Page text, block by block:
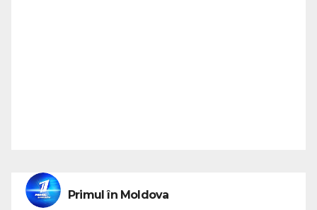
Primul în Moldova